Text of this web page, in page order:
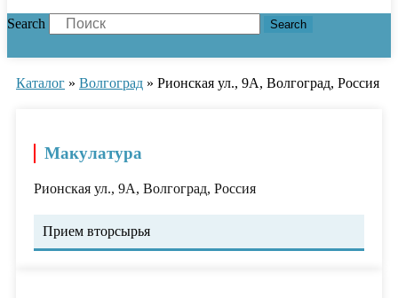
Search Search
Каталог » Волгоград » Рионская ул., 9А, Волгоград, Россия
Макулатура
Рионская ул., 9А, Волгоград, Россия
Прием вторсырья